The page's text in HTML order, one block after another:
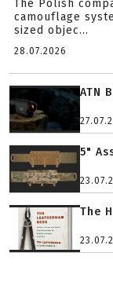
The Polish
camouflage
sized objec...
28.07.2026
ATN
5"
The